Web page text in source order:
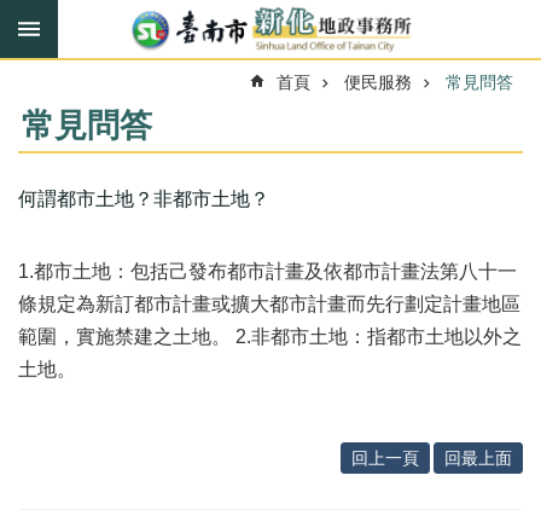
跳到主要內容區塊
搜
搜
尋
快
報
機
關
首頁 便民服務 常見問答
常見問答
何謂都市土地？非都市土地？
1.都市土地：包括己發布都市計畫及依都市計畫法第八十一
條規定為新訂都市計畫或擴大都市計畫而先行劃定計畫地區
範圍，實施禁建之土地。 2.非都市土地：指都市土地以外之
土地。
回上一頁 回最上面